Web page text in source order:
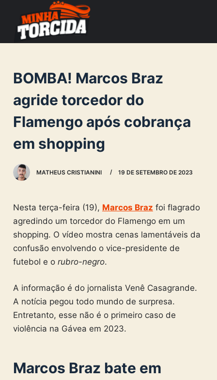
o
e
BOMBA! Marcos Braz
agride torcedor do
Flamengo após cobrança
em shopping
MATHEUS CRISTIANINI 19 DE SETEMBRO DE 2023
Nesta terça-feira (19), Marcos Braz foi flagrado
agredindo um torcedor do Flamengo em um
shopping. O vídeo mostra cenas lamentáveis da
confusão envolvendo o vice-presidente de
futebol e o rubro-negro.
A informação é do jornalista Venê Casagrande.
A notícia pegou todo mundo de surpresa.
Entretanto, esse não é o primeiro caso de
violência na Gávea em 2023.
Marcos Braz bate em